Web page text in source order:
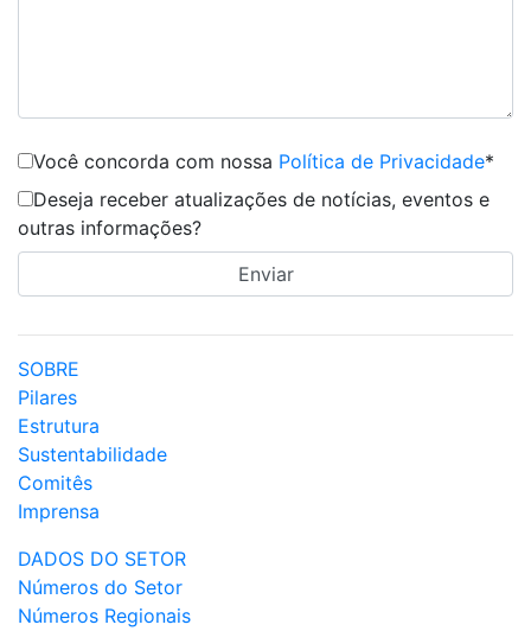
Você concorda com nossa Política de Privacidade*
Deseja receber atualizações de notícias, eventos e
outras informações?
SOBRE
Pilares
Estrutura
Sustentabilidade
Comitês
Imprensa
DADOS DO SETOR
Números do Setor
Números Regionais